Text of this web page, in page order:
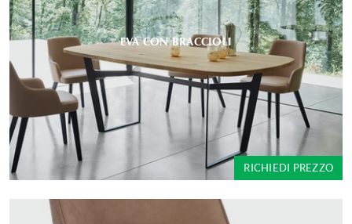
EVA CON BRACCIOLI
RICHIEDI PREZZO